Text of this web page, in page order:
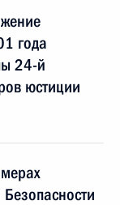
года
24-й
юстиции